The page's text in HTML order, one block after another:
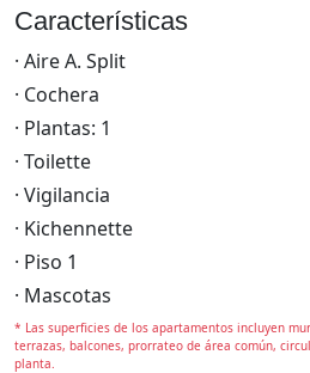
Características
· Aire A. Split
· Cochera
· Plantas: 1
· Toilette
· Vigilancia
· Kichennette
· Piso 1
· Mascotas
* Las superficies de los apartamentos incluyen
terrazas, balcones, prorrateo de área común,
planta.